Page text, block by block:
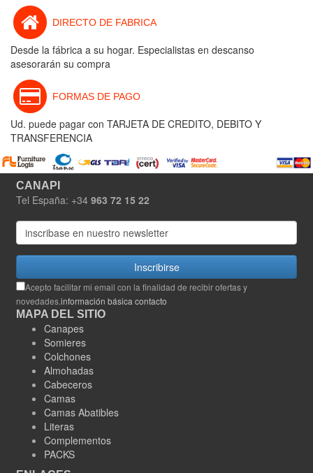
DIRECTO DE FABRICA
Desde la fábrica a su hogar. Especialistas en descanso
asesorarán su compra
FORMAS DE PAGO
Ud. puede pagar con TARJETA DE CREDITO, DEBITO Y
TRANSFERENCIA
CANAPI
Tel España: +34 963 72 15 22
Inscribirse
Acepto facilitar mi email con la finalidad de recibir ofertas y
novedades.información básica contacto
MAPA DEL SITIO
Canapes
Somieres
Colchones
Almohadas
Cabeceros
Camas
Camas Abatibles
Literas
Complementos
PACKS